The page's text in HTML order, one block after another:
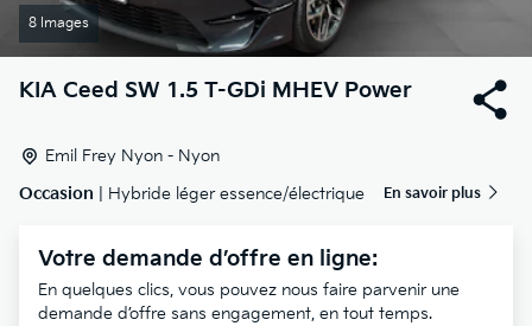
8 Images
KIA Ceed SW 1.5 T-GDi MHEV Power
Emil Frey Nyon - Nyon
Occasion | Hybride léger essence/électrique En savoir plus
Votre demande d’offre en ligne:
En quelques clics, vous pouvez nous faire parvenir une
demande d’offre sans engagement, en tout temps.